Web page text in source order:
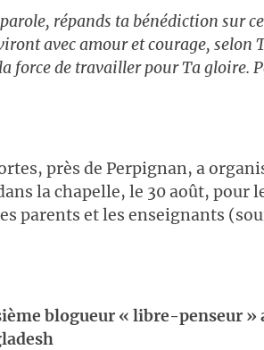
répands ta bénédiction sur
avec amour et courage, selon
force de travailler pour Ta gloire.
près de Perpignan, a
la chapelle, le 30 août, pour
parents et les enseignants
blogueur « libre-penseur »